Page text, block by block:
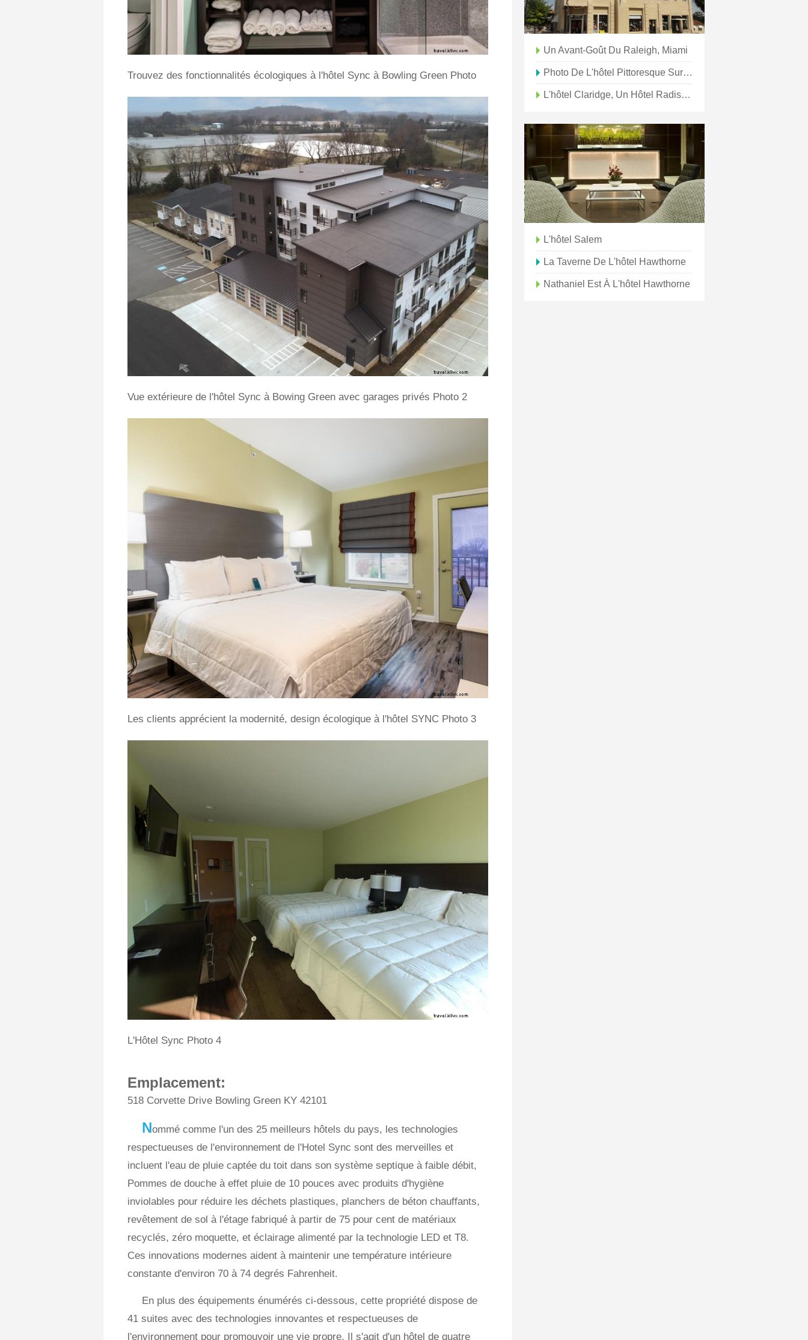
Trouvez des fonctionnalités écologiques à l'hôtel Sync à Bowling Green Photo
Vue extérieure de l'hôtel Sync à Bowing Green avec garages privés Photo 2
Les clients apprécient la modernité, design écologique à l'hôtel SYNC Photo 3
L'Hôtel Sync Photo 4
Emplacement:
518 Corvette Drive Bowling Green KY 42101
Nommé comme l'un des 25 meilleurs hôtels du pays, les technologies
respectueuses de l'environnement de l'Hotel Sync sont des merveilles et
incluent l'eau de pluie captée du toit dans son système septique à faible débit,
Pommes de douche à effet pluie de 10 pouces avec produits d'hygiène
inviolables pour réduire les déchets plastiques, planchers de béton chauffants,
revêtement de sol à l'étage fabriqué à partir de 75 pour cent de matériaux
recyclés, zéro moquette, et éclairage alimenté par la technologie LED et T8.
Ces innovations modernes aident à maintenir une température intérieure
constante d'environ 70 à 74 degrés Fahrenheit.
En plus des équipements énumérés ci-dessous, cette propriété dispose de
41 suites avec des technologies innovantes et respectueuses de
l'environnement pour promouvoir une vie propre. Il s'agit d'un hôtel de quatre
Un Avant-Goût Du Raleigh, Miami
Photo De L'hôtel Pittoresque Sur Les Pistes
L'hôtel Claridge, Un Hôtel Radisson
L'hôtel Salem
La Taverne De L'hôtel Hawthorne
Nathaniel Est À L'hôtel Hawthorne